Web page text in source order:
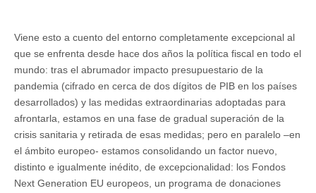
Viene esto a cuento del entorno completamente excepcional al
que se enfrenta desde hace dos años la política fiscal en todo el
mundo: tras el abrumador impacto presupuestario de la
pandemia (cifrado en cerca de dos dígitos de PIB en los países
desarrollados) y las medidas extraordinarias adoptadas para
afrontarla, estamos en una fase de gradual superación de la
crisis sanitaria y retirada de esas medidas; pero en paralelo –en
el ámbito europeo- estamos consolidando un factor nuevo,
distinto e igualmente inédito, de excepcionalidad: los Fondos
Next Generation EU europeos, un programa de donaciones